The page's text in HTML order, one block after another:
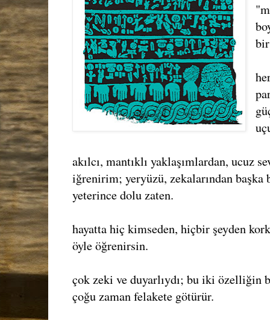
akılcı, mantıklı yaklaşımlardan, ucuz
iğrenirim; yeryüzü, zekalarından
yeterince dolu zaten.
hayatta hiç kimseden, hiçbir şeyden
öyle öğrenirsin.
çok zeki ve duyarlıydı; bu iki özelliğin
çoğu zaman felakete götürür.